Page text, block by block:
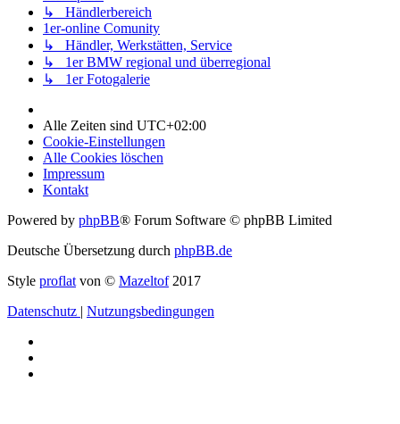
↳ Händlerbereich
1er-online Comunity
↳ Händler, Werkstätten, Service
↳ 1er BMW regional und überregional
↳ 1er Fotogalerie
Alle Zeiten sind UTC+02:00
Cookie-Einstellungen
Alle Cookies löschen
Impressum
Kontakt
Powered by phpBB® Forum Software © phpBB Limited
Deutsche Übersetzung durch phpBB.de
Style proflat von © Mazeltof2017
Datenschutz | Nutzungsbedingungen